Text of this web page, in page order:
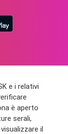
e i relativi
è aperto
serali,
il